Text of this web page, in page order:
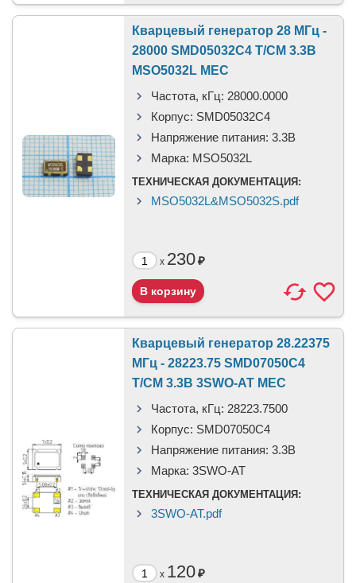
Кварцевый генератор 28 МГц -
28000 SMD05032C4 T/CM 3.3В
MSO5032L MEC
Частота, кГц: 28000.0000
Корпус: SMD05032C4
Напряжение питания: 3.3В
Марка: MSO5032L
ТЕХНИЧЕСКАЯ ДОКУМЕНТАЦИЯ:
MSO5032L&MSO5032S.pdf
x 230₽
Кварцевый генератор 28.22375
МГц - 28223.75 SMD07050C4
T/CM 3.3В 3SWO-AT MEC
Частота, кГц: 28223.7500
Корпус: SMD07050C4
Напряжение питания: 3.3В
Марка: 3SWO-AT
ТЕХНИЧЕСКАЯ ДОКУМЕНТАЦИЯ:
3SWO-AT.pdf
x 120₽